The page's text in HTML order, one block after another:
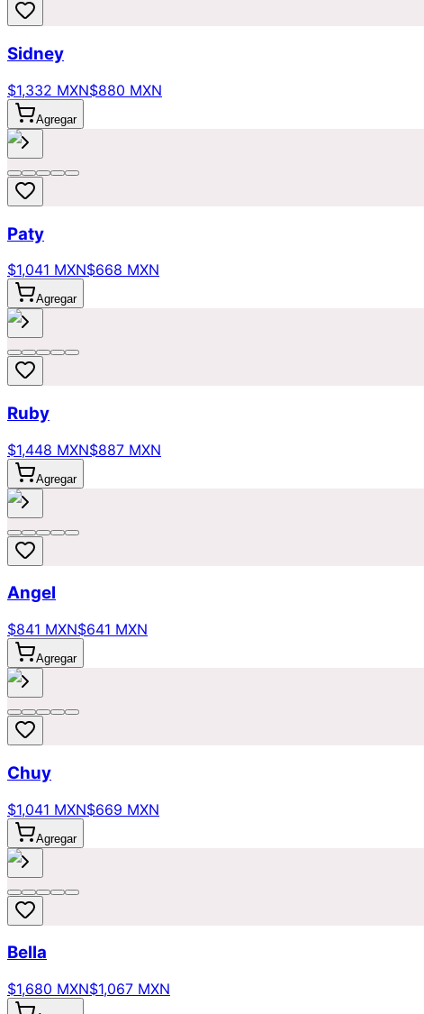
Sidney
$1,332 MXN$880 MXN
Agregar
Paty
$1,041 MXN$668 MXN
Agregar
Ruby
$1,448 MXN$887 MXN
Agregar
Angel
$841 MXN$641 MXN
Agregar
Chuy
$1,041 MXN$669 MXN
Agregar
Bella
$1,680 MXN$1,067 MXN